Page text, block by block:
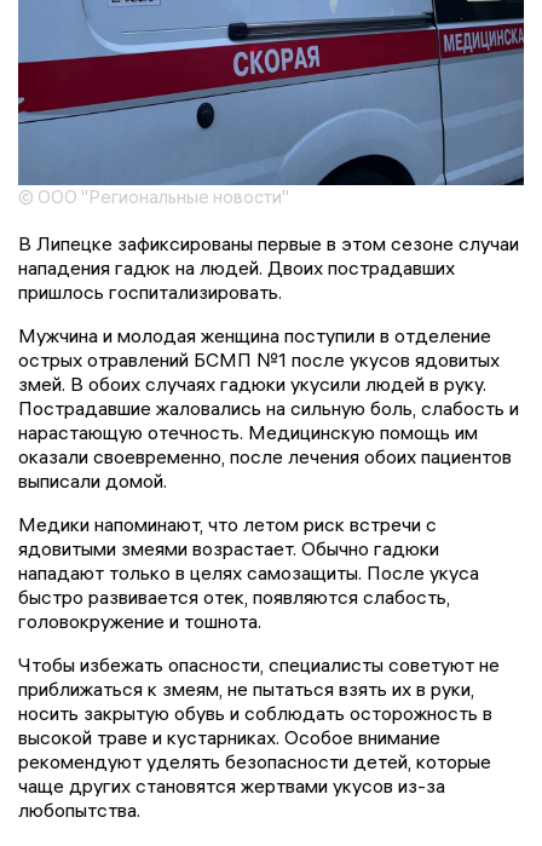
© ООО "Региональные новости"
В Липецке зафиксированы первые в этом сезоне случаи
нападения гадюк на людей. Двоих пострадавших
пришлось госпитализировать.
Мужчина и молодая женщина поступили в отделение
острых отравлений БСМП №1 после укусов ядовитых
змей. В обоих случаях гадюки укусили людей в руку.
Пострадавшие жаловались на сильную боль, слабость и
нарастающую отечность. Медицинскую помощь им
оказали своевременно, после лечения обоих пациентов
выписали домой.
Медики напоминают, что летом риск встречи с
ядовитыми змеями возрастает. Обычно гадюки
нападают только в целях самозащиты. После укуса
быстро развивается отек, появляются слабость,
головокружение и тошнота.
Чтобы избежать опасности, специалисты советуют не
приближаться к змеям, не пытаться взять их в руки,
носить закрытую обувь и соблюдать осторожность в
высокой траве и кустарниках. Особое внимание
рекомендуют уделять безопасности детей, которые
чаще других становятся жертвами укусов из-за
любопытства.